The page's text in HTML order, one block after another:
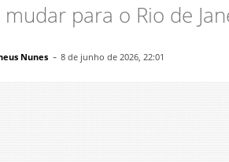
para o Rio de
Nunes - 8 de junho de 2026, 22:01